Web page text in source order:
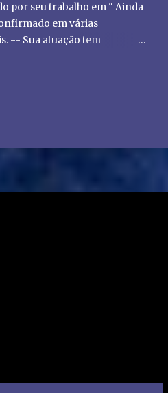
por seu trabalho em " Ainda
em várias
-- Sua atuação tem
e produtores fora do
novas oportunidades no